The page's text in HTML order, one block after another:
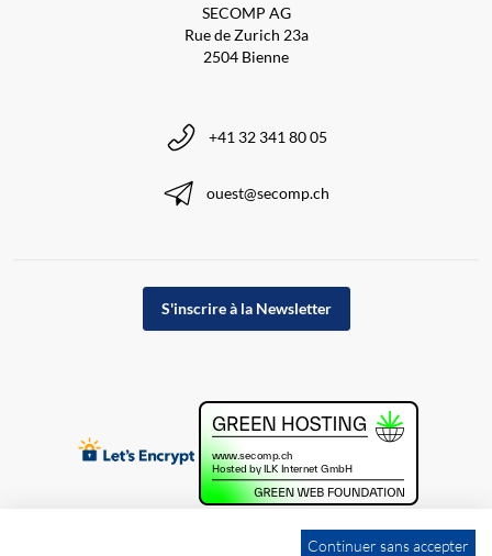
SECOMP AG
Rue de Zurich 23a
2504 Bienne
+41 32 341 80 05
ouest@secomp.ch
S'inscrire à la Newsletter
Continuer sans accepter